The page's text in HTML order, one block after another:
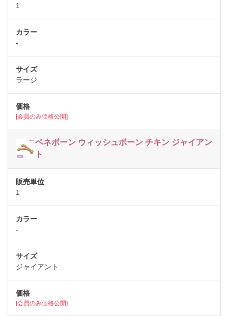
1
-
ラージ
[会員のみ価格公開]
ベネボーン ウィッシュボーン チキン ジャイアン
ト
1
-
ジャイアント
[会員のみ価格公開]